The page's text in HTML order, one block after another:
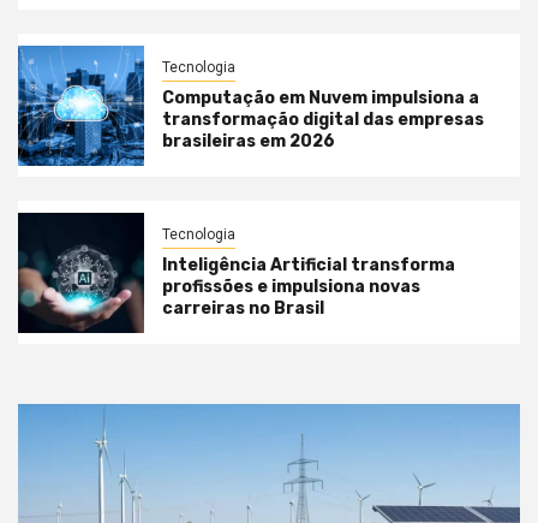
Tecnologia
Computação em Nuvem impulsiona a
transformação digital das empresas
brasileiras em 2026
Tecnologia
Inteligência Artificial transforma
profissões e impulsiona novas
carreiras no Brasil